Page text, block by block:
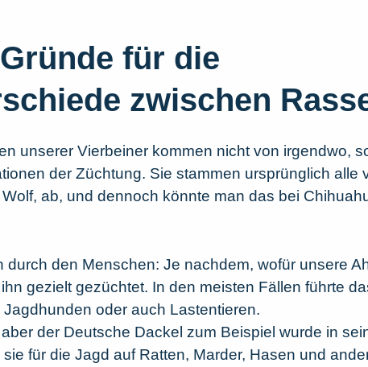
für die
zwischen
unserer Vierbeiner kommen nicht von irgendwo,
der Züchtung. Sie stammen ursprünglich alle
ab, und dennoch könnte man das bei
durch den Menschen: Je nachdem, wofür unsere
gezielt gezüchtet. In den meisten Fällen führte
oder auch Lastentieren.
der Deutsche Dackel zum Beispiel wurde in
für die Jagd auf Ratten, Marder, Hasen und